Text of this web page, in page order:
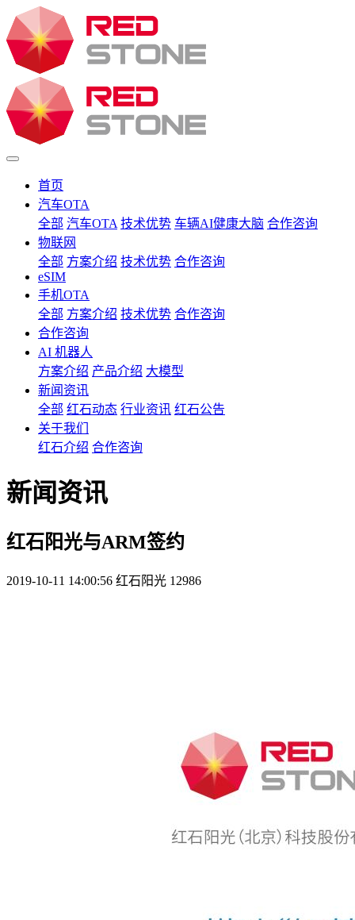
首页
汽车OTA
全部 汽车OTA 技术优势 车辆AI健康大脑 合作咨询
物联网
全部 方案介绍 技术优势 合作咨询
eSIM
手机OTA
全部 方案介绍 技术优势 合作咨询
合作咨询
AI 机器人
方案介绍 产品介绍 大模型
新闻资讯
全部 红石动态 行业资讯 红石公告
关于我们
红石介绍 合作咨询
新闻资讯
红石阳光与ARM签约
2019-10-11 14:00:56 红石阳光 12986